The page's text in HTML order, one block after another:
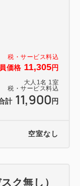
税・サービス料込
価格 11,305円
大人 1 名 1 室
税・サービス料込
計 11,900円
空室なし
ク無し）